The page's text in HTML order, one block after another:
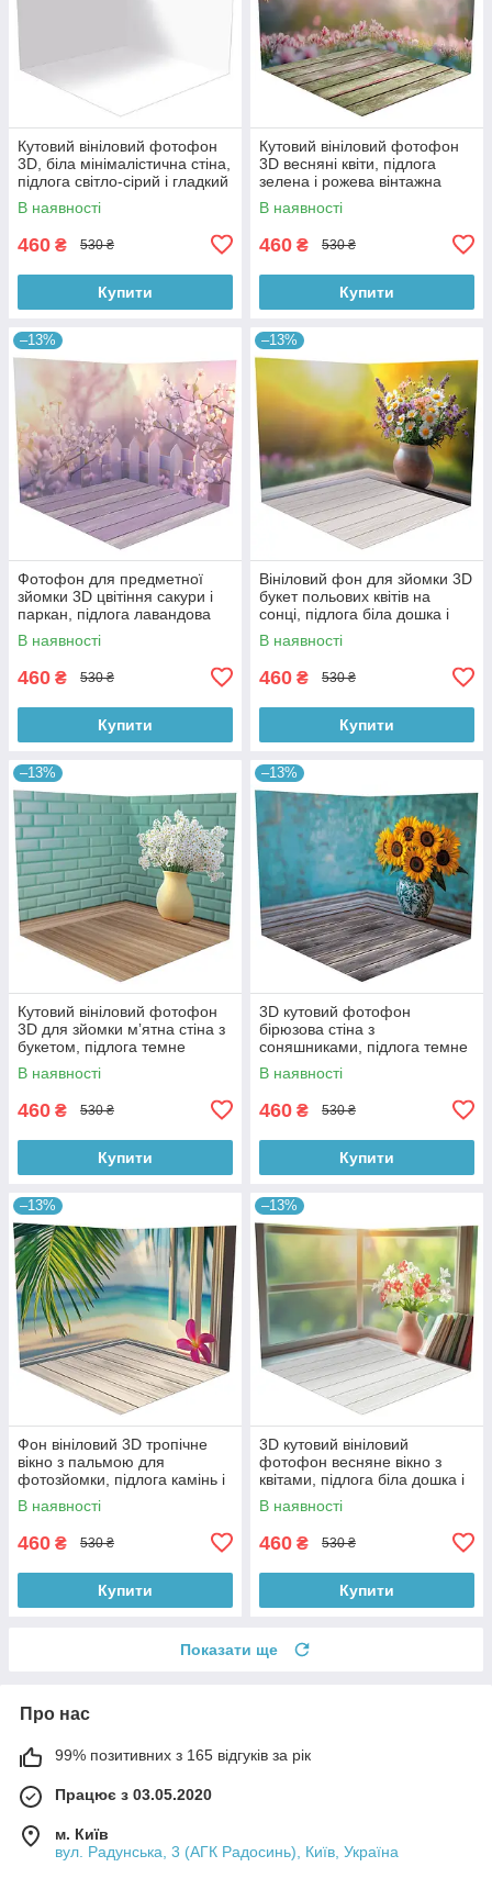
Кутовий вініловий фотофон
3D, біла мінімалістична стіна,
підлога світло-сірий і гладкий
бетон, 50×50 см, №58301
В наявності
460 ₴ 530 ₴
Купити
Кутовий вініловий фотофон
3D весняні квіти, підлога
зелена і рожева вінтажна
дошка, 50×50 см, №58615
В наявності
460 ₴ 530 ₴
Купити
–13%
Фотофон для предметної
зйомки 3D цвітіння сакури і
паркан, підлога лавандова
дошка і дерево, 50×50 см,
№58616
В наявності
460 ₴ 530 ₴
Купити
–13%
Вініловий фон для зйомки 3D
букет польових квітів на
сонці, підлога біла дошка і
тепле дерево, 50×50 см,
№58617
В наявності
460 ₴ 530 ₴
Купити
–13%
Кутовий вініловий фотофон
3D для зйомки мʼятна стіна з
букетом, підлога темне
дерево, 50×50 см, №58620
В наявності
460 ₴ 530 ₴
Купити
–13%
3D кутовий фотофон
бірюзова стіна з
соняшниками, підлога темне
дерево і блакитні дошки,
50×50 см, №58628
В наявності
460 ₴ 530 ₴
Купити
–13%
Фон вініловий 3D тропічне
вікно з пальмою для
фотозйомки, підлога камінь і
біла дошка, 50×50 см,
№58629
В наявності
460 ₴ 530 ₴
Купити
–13%
3D кутовий вініловий
фотофон весняне вікно з
квітами, підлога біла дошка і
камінь, 50×50 см, №58638
В наявності
460 ₴ 530 ₴
Купити
Показати ще
Про нас
99% позитивних з 165 відгуків за рік
Працює з 03.05.2020
м. Київ
вул. Радунська, 3 (АГК Радосинь), Київ, Україна